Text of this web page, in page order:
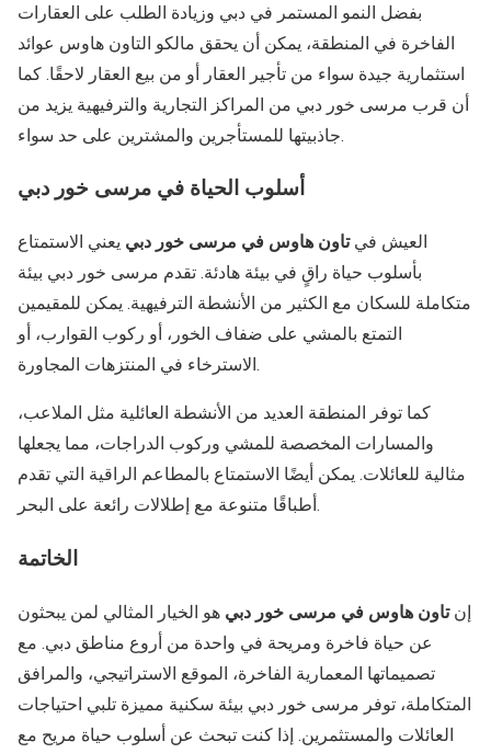
بفضل النمو المستمر في دبي وزيادة الطلب على العقارات
الفاخرة في المنطقة، يمكن أن يحقق مالكو التاون هاوس عوائد
استثمارية جيدة سواء من تأجير العقار أو من بيع العقار لاحقًا. كما
أن قرب مرسى خور دبي من المراكز التجارية والترفيهية يزيد من
جاذبيتها للمستأجرين والمشترين على حد سواء.
أسلوب الحياة في مرسى خور دبي
العيش فيتاون هاوس في مرسى خور دبي يعني الاستمتاع
بأسلوب حياة راقٍ في بيئة هادئة. تقدم مرسى خور دبي بيئة
متكاملة للسكان مع الكثير من الأنشطة الترفيهية. يمكن للمقيمين
التمتع بالمشي على ضفاف الخور، أو ركوب القوارب، أو
الاسترخاء في المنتزهات المجاورة.
كما توفر المنطقة العديد من الأنشطة العائلية مثل الملاعب،
والمسارات المخصصة للمشي وركوب الدراجات، مما يجعلها
مثالية للعائلات. يمكن أيضًا الاستمتاع بالمطاعم الراقية التي تقدم
أطباقًا متنوعة مع إطلالات رائعة على البحر.
الخاتمة
إنتاون هاوس في مرسى خور دبي هو الخيار المثالي لمن يبحثون
عن حياة فاخرة ومريحة في واحدة من أروع مناطق دبي. مع
تصميماتها المعمارية الفاخرة، الموقع الاستراتيجي، والمرافق
المتكاملة، توفر مرسى خور دبي بيئة سكنية مميزة تلبي احتياجات
العائلات والمستثمرين. إذا كنت تبحث عن أسلوب حياة مريح مع